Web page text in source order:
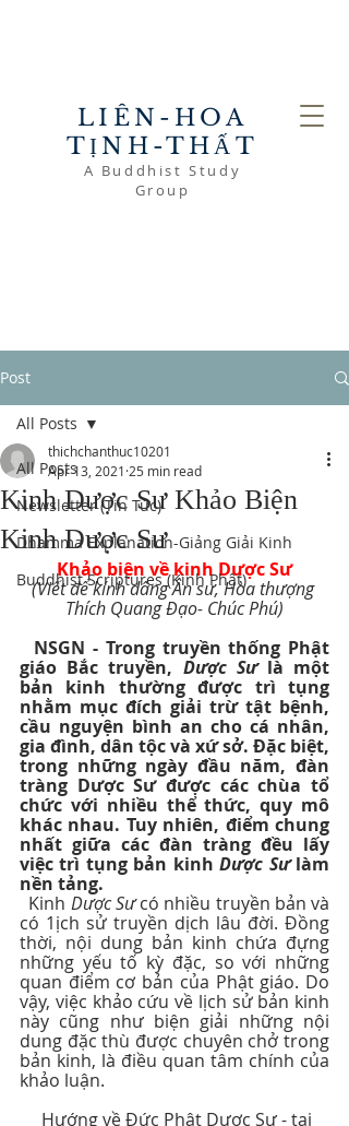
LIÊN-HOA
TỊNH-THẤT
A Buddhist Study
Group
Post
All Posts
Newsletter (Tin Tức)
Dhamma Explanation-Giảng Giải Kinh
Buddhist Scriptures (Kinh Phật)
All Posts
Kinh Dược Sư Khảo Biện
Kinh Dược Sư
thichchanthuc10201
Apr 13, 2021 25 min read
Khảo biện về kinh Dược Sư
(Viết để kính dâng Ân sư, Hòa thượng
Thích Quang Đạo- Chúc Phú)
NSGN - Trong truyền thống Phật
giáo Bắc truyền, Dược Sư là một
bản kinh thường được trì tụng
nhằm mục đích giải trừ tật bệnh,
cầu nguyện bình an cho cá nhân,
gia đình, dân tộc và xứ sở. Đặc biệt,
trong những ngày đầu năm, đàn
tràng Dược Sư được các chùa tổ
chức với nhiều thể thức, quy mô
khác nhau. Tuy nhiên, điểm chung
nhất giữa các đàn tràng đều lấy
việc trì tụng bản kinh Dược Sư làm
nền tảng.
  Kinh
Dược Sư có nhiều truyền bản và
có 1ịch sử truyền dịch lâu đời. Đồng
thời, nội dung bản kinh chứa đựng
những yếu tố kỳ đặc, so với những
quan điểm cơ bản của Phật giáo. Do
vậy, việc khảo cứu về lịch sử bản kinh
này cũng như biện giải những nội
dung đặc thù được chuyên chở trong
bản kinh, là điều quan tâm chính của
khảo luận.